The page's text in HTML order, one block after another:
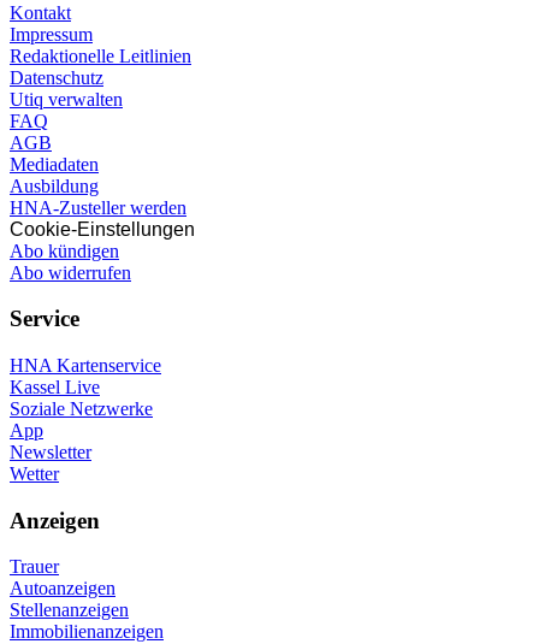
Kontakt
Impressum
Redaktionelle Leitlinien
Datenschutz
Utiq verwalten
FAQ
AGB
Mediadaten
Ausbildung
HNA-Zusteller werden
Cookie-Einstellungen
Abo kündigen
Abo widerrufen
Service
HNA Kartenservice
Kassel Live
Soziale Netzwerke
App
Newsletter
Wetter
Anzeigen
Trauer
Autoanzeigen
Stellenanzeigen
Immobilienanzeigen